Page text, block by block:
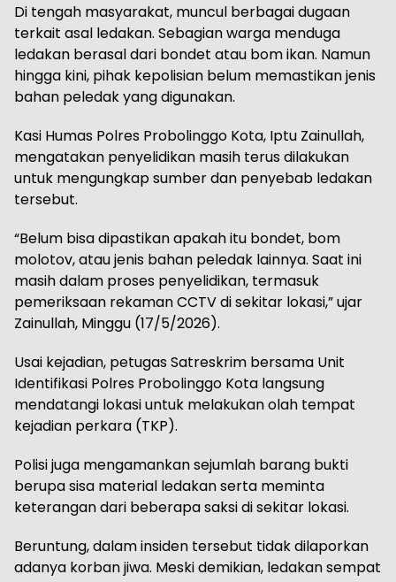
Di tengah masyarakat, muncul berbagai dugaan
terkait asal ledakan. Sebagian warga menduga
ledakan berasal dari bondet atau bom ikan. Namun
hingga kini, pihak kepolisian belum memastikan jenis
bahan peledak yang digunakan.
Kasi Humas Polres Probolinggo Kota, Iptu Zainullah,
mengatakan penyelidikan masih terus dilakukan
untuk mengungkap sumber dan penyebab ledakan
tersebut.
“Belum bisa dipastikan apakah itu bondet, bom
molotov, atau jenis bahan peledak lainnya. Saat ini
masih dalam proses penyelidikan, termasuk
pemeriksaan rekaman CCTV di sekitar lokasi,” ujar
Zainullah, Minggu (17/5/2026).
Usai kejadian, petugas Satreskrim bersama Unit
Identifikasi Polres Probolinggo Kota langsung
mendatangi lokasi untuk melakukan olah tempat
kejadian perkara (TKP).
Polisi juga mengamankan sejumlah barang bukti
berupa sisa material ledakan serta meminta
keterangan dari beberapa saksi di sekitar lokasi.
Beruntung, dalam insiden tersebut tidak dilaporkan
adanya korban jiwa. Meski demikian, ledakan sempat